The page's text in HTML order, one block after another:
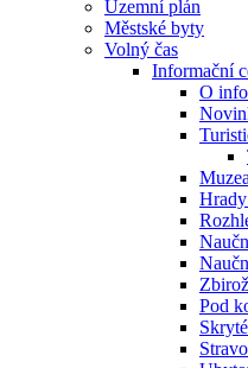
Územní plán
Městské byty
Volný čas
Informační
O
Muzea
Pod